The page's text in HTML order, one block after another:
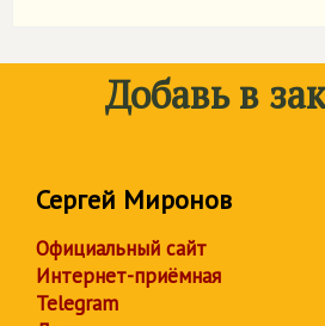
Добавь в
Сергей Миронов
Официальный сайт
Интернет-приёмная
Telegram